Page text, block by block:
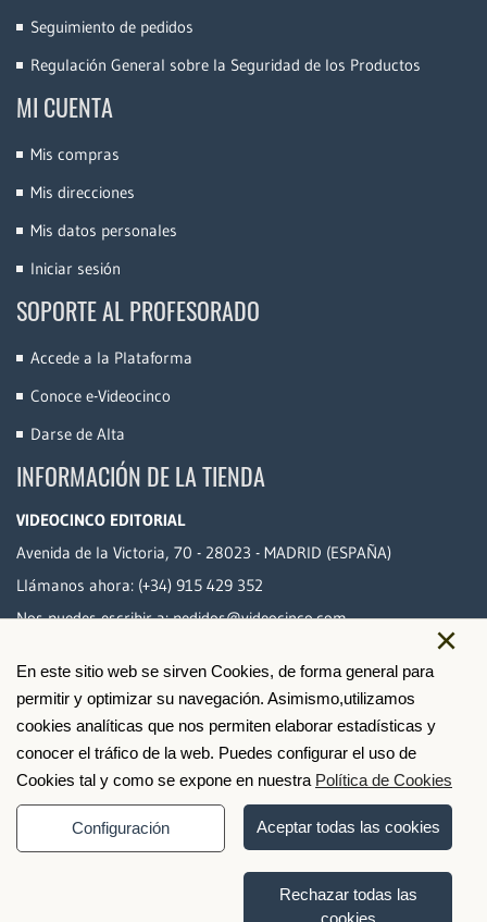
×
En este sitio web se sirven Cookies, de forma general para
permitir y optimizar su navegación. Asimismo,utilizamos
cookies analíticas que nos permiten elaborar estadísticas y
conocer el tráfico de la web. Puedes configurar el uso de
Cookies tal y como se expone en nuestra Política de Cookies
Configuración Aceptar todas las cookies
Rechazar todas las
cookies
Seguimiento de pedidos
Regulación General sobre la Seguridad de los Productos
MI CUENTA
Mis compras
Mis direcciones
Mis datos personales
Iniciar sesión
SOPORTE AL PROFESORADO
Accede a la Plataforma
Conoce e-Videocinco
Darse de Alta
INFORMACIÓN DE LA TIENDA
VIDEOCINCO EDITORIAL
Avenida de la Victoria, 70 - 28023 - MADRID (ESPAÑA)
Llámanos ahora: (+34) 915 429 352
Nos puedes escribir a:pedidos@videocinco.com
PAGO SEGURO